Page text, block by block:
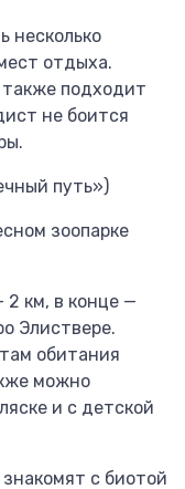
несколько
отдыха.
подходит
не боится
путь»)
зоопарке
км, в конце —
Элиствере.
обитания
можно
и с детской
с биотой